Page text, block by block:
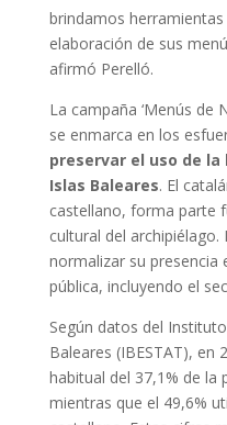
brindamos
elaboración de sus
afirmó Perelló.
La campaña ‘Menús de
se enmarca en los
preservar el uso de
Islas Baleares. El
castellano, forma parte
cultural del
normalizar su presencia
pública, incluyendo el
Según datos del
Baleares (IBESTAT), en
habitual del 37,1% de la
mientras que el 49,6%